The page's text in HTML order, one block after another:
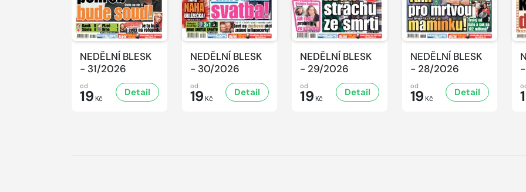
NEDĚLNÍ BLESK
- 31/2026
od
19 Kč
Detail
NEDĚLNÍ BLESK
- 30/2026
od
19 Kč
Detail
NEDĚLNÍ BLESK
- 29/2026
od
19 Kč
Detail
NEDĚLNÍ BLESK
- 28/2026
od
19 Kč
Detail